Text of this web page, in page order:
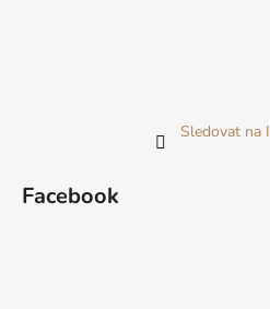
Sledovat na
Facebook